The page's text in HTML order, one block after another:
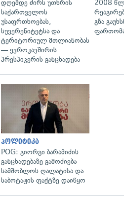
დღემდე ძირს უთხრის
საქართველოს
უსაფრთხოებას,
სუვერენიტეტსა და
ტერიტორიულ მთლიანობას
— ევროკავშირის
პრესპიკერის განცხადება
2008
გზა
პოლიტიკა
POG: გიორგი ბარამიძის
განცხადებაზე გამოძიება
სამშობლოს ღალატისა და
საბოტაჟის ფაქტზე დაიწყო